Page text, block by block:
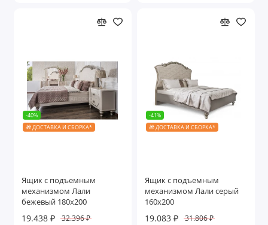
-40%
🎁 ДОСТАВКА И СБОРКА*
Ящик с подъемным
механизмом Лали
бежевый 180х200
19.438 ₽ 32.396 ₽
-41%
🎁 ДОСТАВКА И СБОРКА*
Ящик с подъемным
механизмом Лали серый
160х200
19.083 ₽ 31.806 ₽